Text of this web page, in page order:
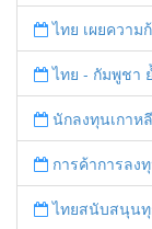
ไทย เผยความก้าวหน้า
ไทย - กัมพูชา ย้ำความร่ว
นักลงทุนเกาหลีต
การค้าการลงทุนไทย
ไทยสนับสนุนทุกประเทศมีการ